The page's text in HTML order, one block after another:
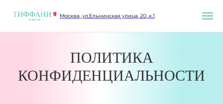
Москва, ул.Ельнинская улица, 20, к.1
ПОЛИТИКА
КОНФИДЕНЦИАЛЬНОСТИ